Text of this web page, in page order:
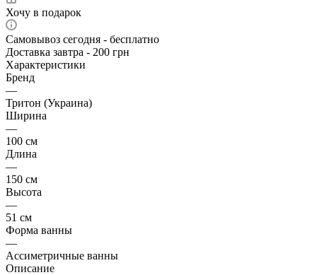
Хочу в подарок
Самовывоз сегодня - бесплатно
Доставка завтра - 200 грн
Характеристики
Бренд
—
Тритон (Украина)
Ширина
—
100 см
Длина
—
150 см
Высота
—
51 см
Форма ванны
—
Ассиметричные ванны
Описание